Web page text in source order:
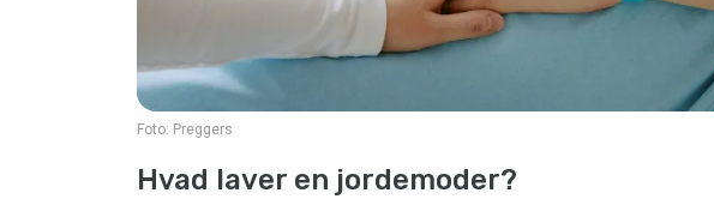
Foto: Preggers
Hvad laver en jordemoder?